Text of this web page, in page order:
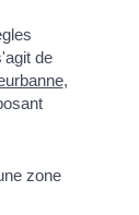
de
,
zone